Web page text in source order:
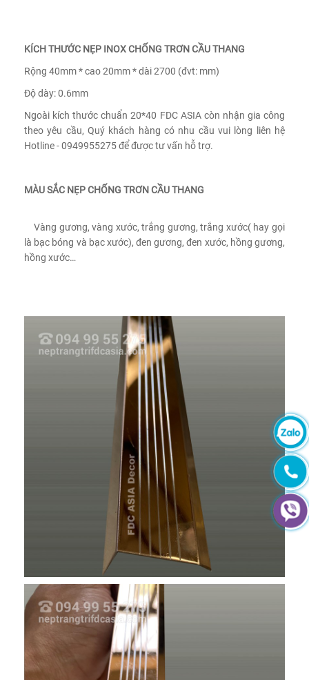
KÍCH THƯỚC NẸP INOX CHỐNG TRƠN CẦU THANG
Rộng 40mm * cao 20mm * dài 2700 (đvt: mm)
Độ dày: 0.6mm
Ngoài kích thước chuẩn 20*40 FDC ASIA còn nhận gia công
theo yêu cầu, Quý khách hàng có nhu cầu vui lòng liên hệ
Hotline - 0949955275 để được tư vấn hỗ trợ.
MÀU SẮC NẸP CHỐNG TRƠN CẦU THANG
Vàng gương, vàng xước, trắng gương, trắng xước( hay gọi
là bạc bóng và bạc xước), đen gương, đen xước, hồng gương,
hồng xước…